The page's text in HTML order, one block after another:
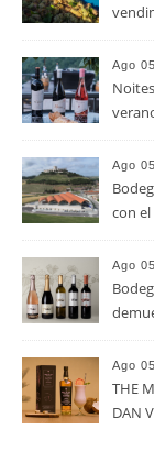
que
Ago
Ago
con
casi
Ago
en el
Ago
THE
DAN